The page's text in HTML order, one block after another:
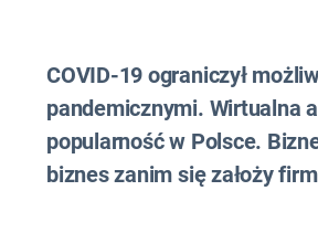
COVID-19 ograniczył
pandemicznymi. Wirtualna
popularność w Polsce.
biznes zanim się założy